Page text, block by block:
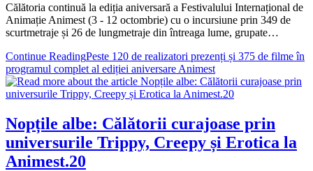
Călătoria continuă la ediția aniversară a Festivalului Internațional de
Animație Animest (3 - 12 octombrie) cu o incursiune prin 349 de
scurtmetraje și 26 de lungmetraje din întreaga lume, grupate…
Continue ReadingPeste 120 de realizatori prezenți și 375 de filme în
programul complet al ediției aniversare Animest
Nopțile albe: Călătorii curajoase prin
universurile Trippy, Creepy și Erotica la
Animest.20